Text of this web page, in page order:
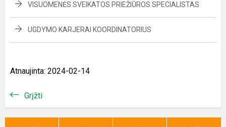
VISUOMENĖS SVEIKATOS PRIEŽIŪROS SPECIALISTAS
UGDYMO KARJERAI KOORDINATORIUS
Atnaujinta: 2024-02-14
Grįžti